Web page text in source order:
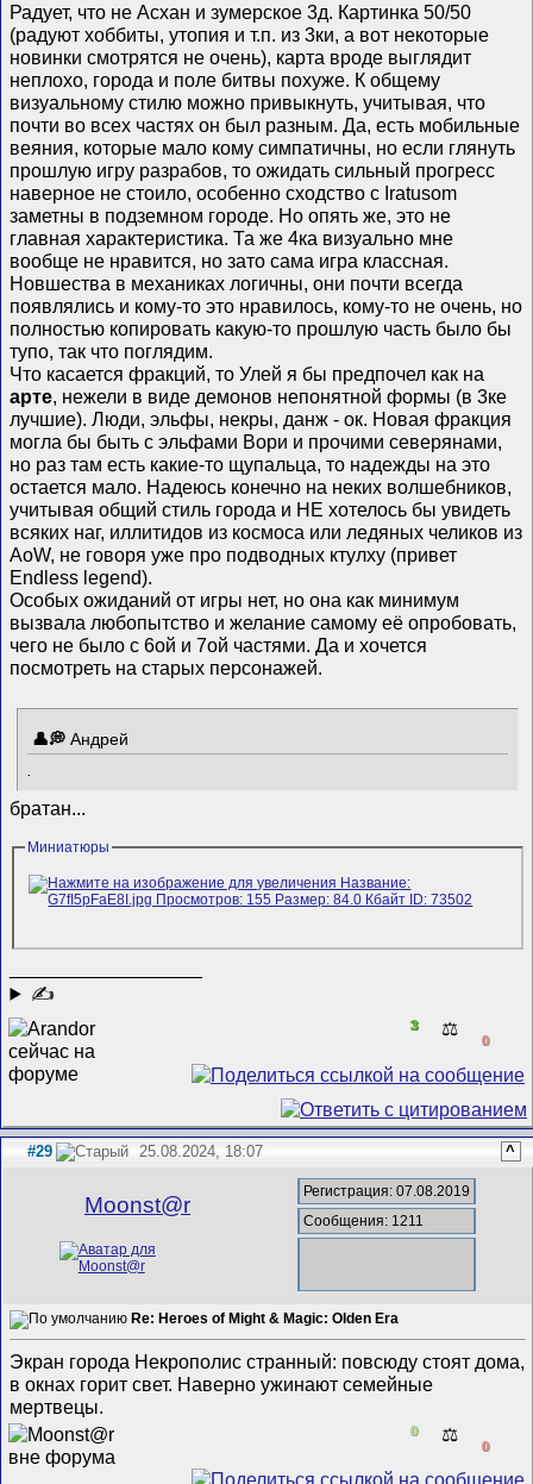
Радует, что не Асхан и зумерское 3д. Картинка 50/50
(радуют хоббиты, утопия и т.п. из 3ки, а вот некоторые
новинки смотрятся не очень), карта вроде выглядит
неплохо, города и поле битвы похуже. К общему
визуальному стилю можно привыкнуть, учитывая, что
почти во всех частях он был разным. Да, есть мобильные
веяния, которые мало кому симпатичны, но если глянуть
прошлую игру разрабов, то ожидать сильный прогресс
наверное не стоило, особенно сходство с Iratusom
заметны в подземном городе. Но опять же, это не
главная характеристика. Та же 4ка визуально мне
вообще не нравится, но зато сама игра классная.
Новшества в механиках логичны, они почти всегда
появлялись и кому-то это нравилось, кому-то не очень, но
полностью копировать какую-то прошлую часть было бы
тупо, так что поглядим.
Что касается фракций, то Улей я бы предпочел как на
арте, нежели в виде демонов непонятной формы (в 3ке
лучшие). Люди, эльфы, некры, данж - ок. Новая фракция
могла бы быть с эльфами Вори и прочими северянами,
но раз там есть какие-то щупальца, то надежды на это
остается мало. Надеюсь конечно на неких волшебников,
учитывая общий стиль города и НЕ хотелось бы увидеть
всяких наг, иллитидов из космоса или ледяных челиков из
AoW, не говоря уже про подводных ктулху (привет
Endless legend).
Особых ожиданий от игры нет, но она как минимум
вызвала любопытство и желание самому её опробовать,
чего не было с 6ой и 7ой частями. Да и хочется
посмотреть на старых персонажей.
Андрей
.
братан...
Миниатюры
✍
3 ⚖️
0
#29 25.08.2024, 18:07 ^
Mооnst@r
Регистрация: 07.08.2019
Сообщения: 1211
Re: Heroes of Might & Magic: Olden Era
Экран города Некрополис странный: повсюду стоят дома,
в окнах горит свет. Наверно ужинают семейные
мертвецы.
0 ⚖️
0